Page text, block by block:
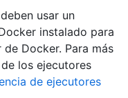
usar un
instalado para
Docker. Para más
los ejecutores
de ejecutores